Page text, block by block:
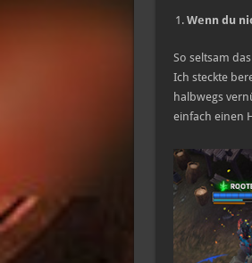
Wenn du
So seltsam
Ich steckte
halbwegs
einfach einen